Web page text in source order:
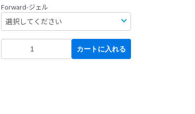
Forward-ジェル
カートに入れる